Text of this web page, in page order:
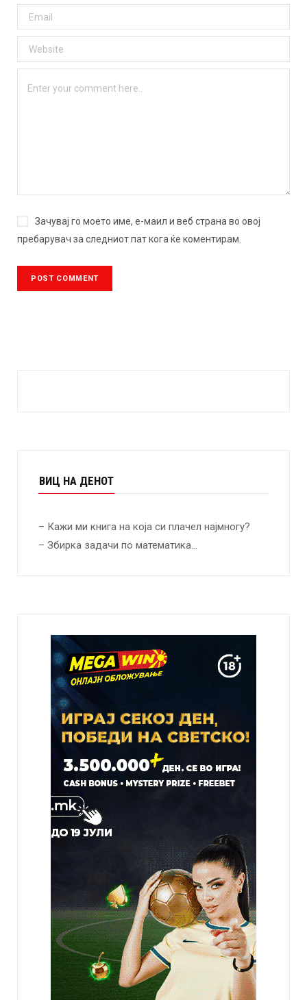
Зачувај го моето име, е-маил и веб страна во овој
пребарувач за следниот пат кога ќе коментирам.
ВИЦ НА ДЕНОТ
– Кажи ми книга на која си плачел најмногу?
– Збирка задачи по математика…